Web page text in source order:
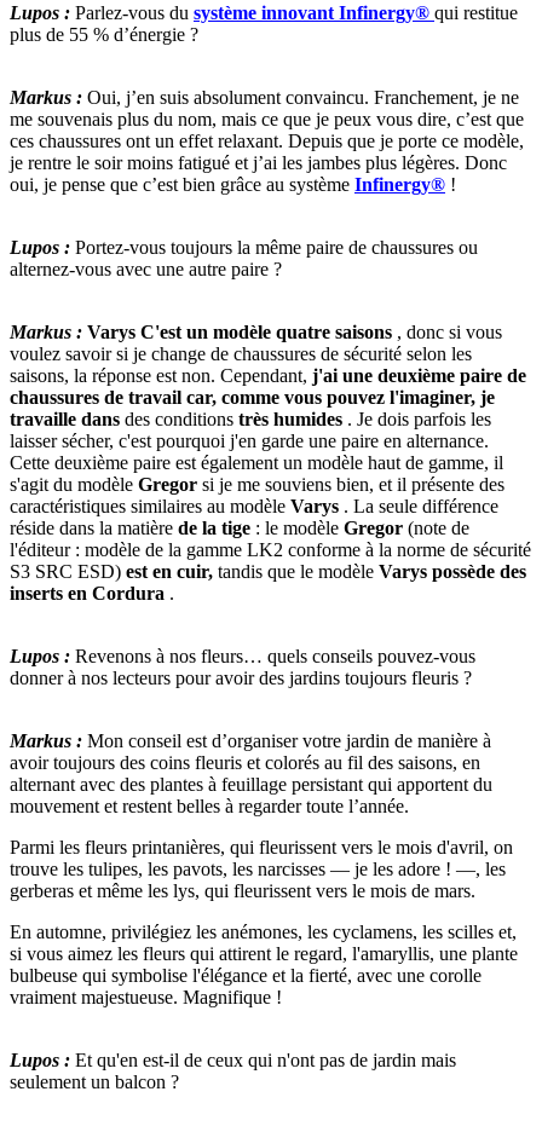
Lupos : Parlez-vous du système innovant Infinergy® qui restitue
plus de 55 % d’énergie ?
Markus : Oui, j’en suis absolument convaincu. Franchement, je ne
me souvenais plus du nom, mais ce que je peux vous dire, c’est que
ces chaussures ont un effet relaxant. Depuis que je porte ce modèle,
je rentre le soir moins fatigué et j’ai les jambes plus légères. Donc
oui, je pense que c’est bien grâce au système Infinergy® !
Lupos : Portez-vous toujours la même paire de chaussures ou
alternez-vous avec une autre paire ?
Markus : Varys C'est un modèle quatre saisons , donc si vous
voulez savoir si je change de chaussures de sécurité selon les
saisons, la réponse est non. Cependant, j'ai une deuxième paire de
chaussures de travail car, comme vous pouvez l'imaginer, je
travaille dans des conditions très humides . Je dois parfois les
laisser sécher, c'est pourquoi j'en garde une paire en alternance.
Cette deuxième paire est également un modèle haut de gamme, il
s'agit du modèle Gregor si je me souviens bien, et il présente des
caractéristiques similaires au modèle Varys . La seule différence
réside dans la matière de la tige : le modèle Gregor (note de
l'éditeur : modèle de la gamme LK2 conforme à la norme de sécurité
S3 SRC ESD) est en cuir, tandis que le modèle Varys possède des
inserts en Cordura .
Lupos : Revenons à nos fleurs… quels conseils pouvez-vous
donner à nos lecteurs pour avoir des jardins toujours fleuris ?
Markus : Mon conseil est d’organiser votre jardin de manière à
avoir toujours des coins fleuris et colorés au fil des saisons, en
alternant avec des plantes à feuillage persistant qui apportent du
mouvement et restent belles à regarder toute l’année.
Parmi les fleurs printanières, qui fleurissent vers le mois d'avril, on
trouve les tulipes, les pavots, les narcisses — je les adore ! —, les
gerberas et même les lys, qui fleurissent vers le mois de mars.
En automne, privilégiez les anémones, les cyclamens, les scilles et,
si vous aimez les fleurs qui attirent le regard, l'amaryllis, une plante
bulbeuse qui symbolise l'élégance et la fierté, avec une corolle
vraiment majestueuse. Magnifique !
Lupos : Et qu'en est-il de ceux qui n'ont pas de jardin mais
seulement un balcon ?